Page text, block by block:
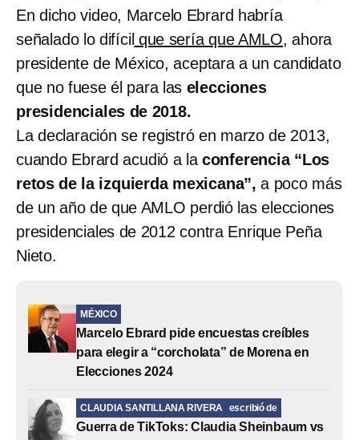
En dicho video, Marcelo Ebrard habría
señalado lo difícil que sería que AMLO, ahora
presidente de México, aceptara a un candidato
que no fuese él para las elecciones
presidenciales de 2018.
La declaración se registró en marzo de 2013,
cuando Ebrard acudió a la conferencia “Los
retos de la izquierda mexicana”, a poco más
de un año de que AMLO perdió las elecciones
presidenciales de 2012 contra Enrique Peña
Nieto.
MÉXICO
Marcelo Ebrard pide encuestas creíbles
para elegir a “corcholata” de Morena en
Elecciones 2024
CLAUDIA SANTILLANA RIVERA escribió de
Guerra de TikToks: Claudia Sheinbaum vs